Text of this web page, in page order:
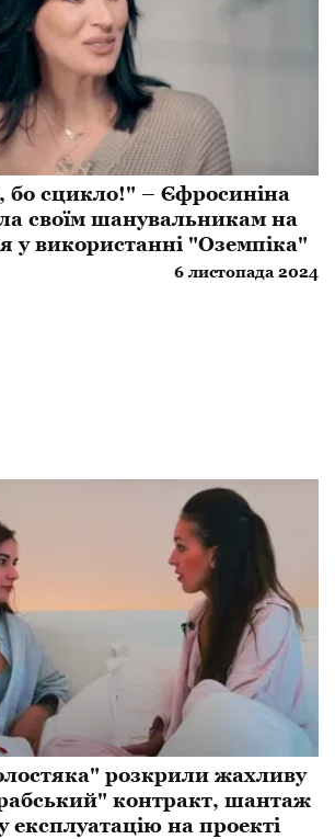
бо сцикло!" – Єфросиніна
своїм шанувальникам на
у використанні "Оземпіка"
6 листопада 2024
розкрили жахливу
контракт, шантаж
експлуатацію на проекті